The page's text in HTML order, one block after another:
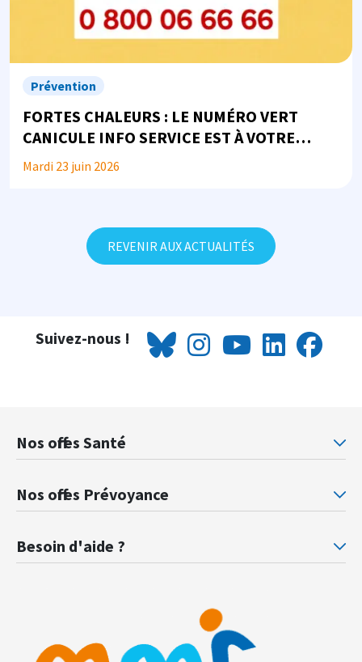
Prévention
FORTES CHALEURS : LE NUMÉRO VERT
CANICULE INFO SERVICE EST À VOTRE
DISPOSITION
Mardi 23 juin 2026
REVENIR AUX ACTUALITÉS
Suivez-nous !
Nos offres Santé
Mutuelle santé Retraités justice
Nos offres Prévoyance
Besoin d'aide ?